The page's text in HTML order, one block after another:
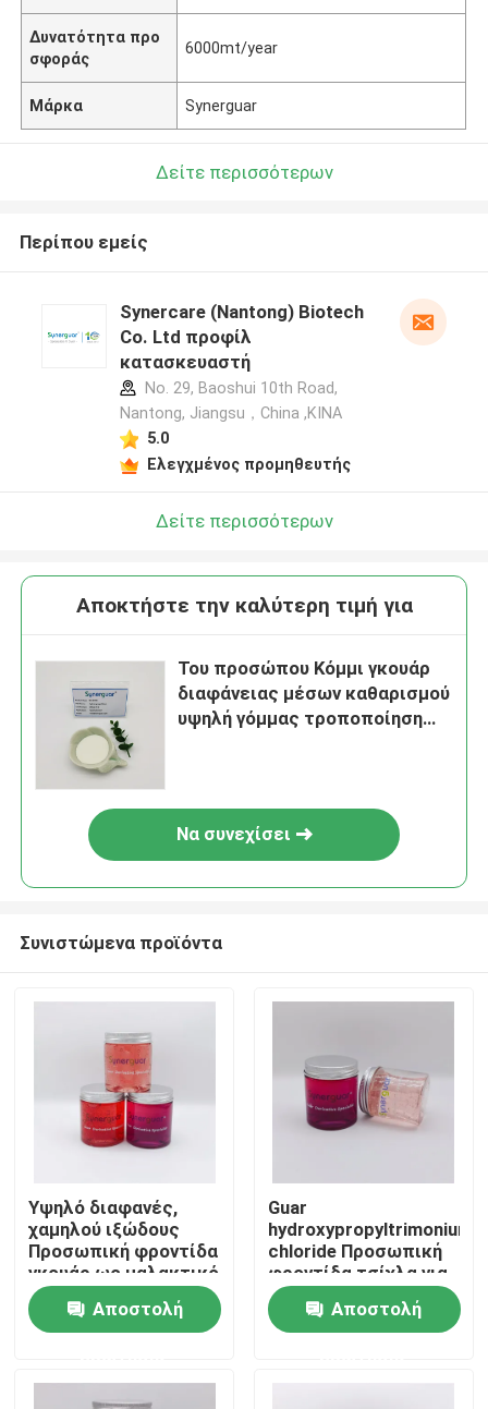
Σπίτι
Προϊόντα
Βίντεο
Δυνατότητα προ
σφοράς
6000mt/year
Μάρκα Synerguar
Δείτε περισσότερων
Περίπου εμείς
Synercare (Nantong) Biotech
Co. Ltd προφίλ
κατασκευαστή
No. 29, Baoshui 10th Road,
Nantong, Jiangsu，China ,ΚΙΝΑ
5.0
Ελεγχμένος προμηθευτής
Δείτε περισσότερων
Αποκτήστε την καλύτερη τιμή για
Του προσώπου Κόμμι γκουάρ
διαφάνειας μέσων καθαρισμού
υψηλή γόμμας τροποποίηση
Να συνεχίσει
Συνιστώμενα προϊόντα
Υψηλό διαφανές,
χαμηλού ιξώδους
Προσωπική φροντίδα
γκουάρ ως μαλακτικό
Αποστολή
Guar
hydroxypropyltrimonium
chloride Προσωπική
φροντίδα τσίχλα για
αφρόλουτρο
Αποστολή